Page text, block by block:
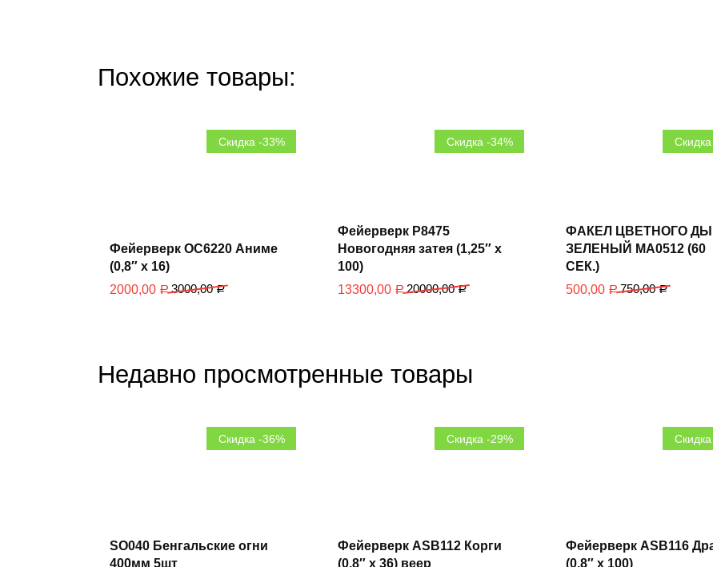
Похожие товары:
Скидка -33%
Фейерверк ОС6220 Аниме
(0,8″ х 16)
3000,00Р
2000,00 Р
корзину
Скидка -34%
Фейерверк Р8475
Новогодняя затея (1,25″ х
100)
20000,00Р
13300,00 Р
корзину
ФАКЕЛ ЦВЕТНОГО
ЗЕЛЕНЫЙ MA0512 (60
СЕК.)
750,00Р
500,00 Р
Недавно просмотренные товары
Скидка -36%
SO040 Бенгальские огни
400мм 5шт
Скидка -29%
Фейерверк ASB112 Корги
(0,8″ х 36) веер
Фейерверк ASB116
(0,8″ х 100)